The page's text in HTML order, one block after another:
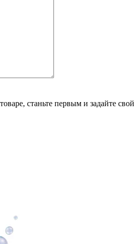
станьте первым и задайте свой